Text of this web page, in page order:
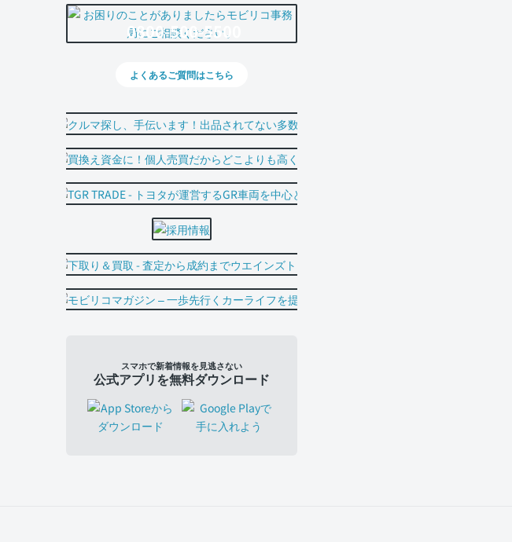
0800-500-5500
よくあるご質問はこちら
スマホで新着情報を見逃さない
公式アプリを無料ダウンロード